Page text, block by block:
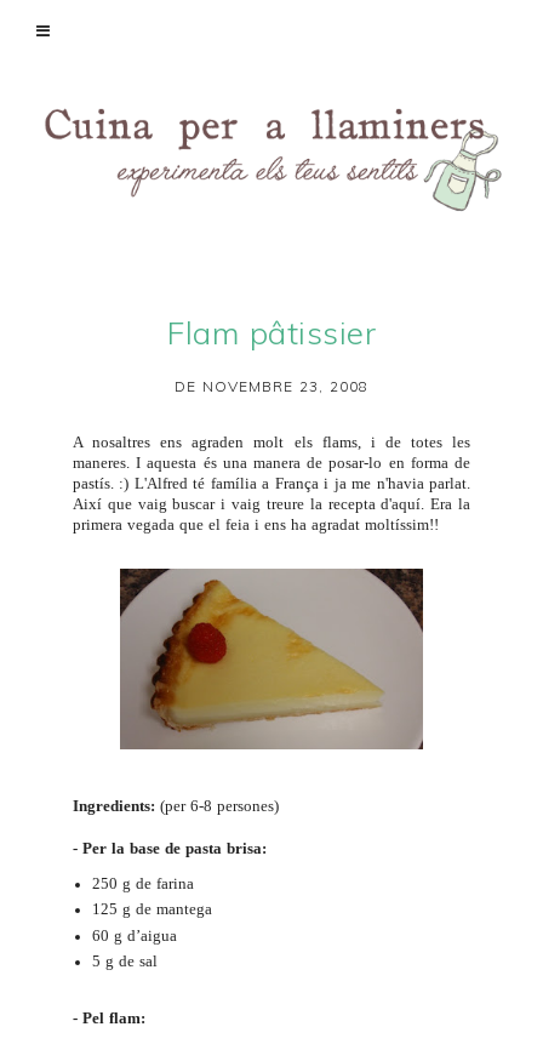
Flam pâtissier
DE NOVEMBRE 23, 2008
A nosaltres ens agraden molt els flams, i de totes les
maneres. I aquesta és una manera de posar-lo en forma de
pastís. :) L'Alfred té família a França i ja me n'havia parlat.
Així que vaig buscar i vaig treure la recepta d'aquí . Era la
primera vegada que el feia i ens ha agradat moltíssim!!
Ingredients: (per 6-8 persones)
- Per la base de pasta brisa:
250 g de farina
125 g de mantega
60 g d’aigua
5 g de sal
- Pel flam: